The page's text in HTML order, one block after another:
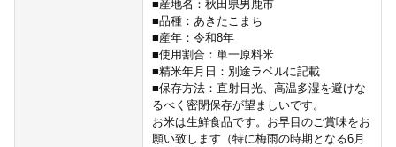
■産地名：秋田県男鹿市
■品種：あきたこまち
■産年：令和8年
■使用割合：単一原料米
■精米年月日：別途ラベルに記載
■保存方法：直射日光、高温多湿を避けな
るべく密閉保存が望ましいです。
お米は生鮮食品です。お早目のご賞味をお
願い致します（特に梅雨の時期となる6月